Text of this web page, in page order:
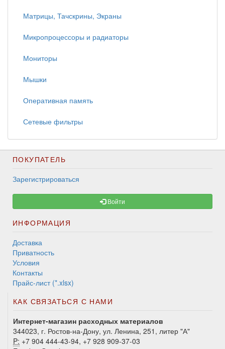
Матрицы, Тачскрины, Экраны
Микропроцессоры и радиаторы
Мониторы
Мышки
Оперативная память
Сетевые фильтры
ПОКУПАТЕЛЬ
Зарегистрироваться
Войти
ИНФОРМАЦИЯ
Доставка
Приватность
Условия
Контакты
Прайс-лист (*.xlsx)
КАК СВЯЗАТЬСЯ С НАМИ
Интернет-магазин расходных материалов
344023, г. Ростов-на-Дону, ул. Ленина, 251, литер "А"
P: +7 904 444-43-94, +7 928 909-37-03